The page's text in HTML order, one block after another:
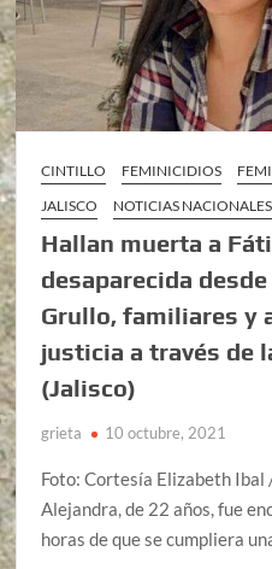
CINTILLO FEMINICIDIOS
JALISCO
NOTICIAS NACIONALES
Hallan muerta a
desaparecida
Grullo, familiares y
justicia a través de
(Jalisco)
grieta 10 octubre, 2021
Foto: Cortesía Elizabeth
Alejandra, de 22 años, fue
horas de que se cumpliera